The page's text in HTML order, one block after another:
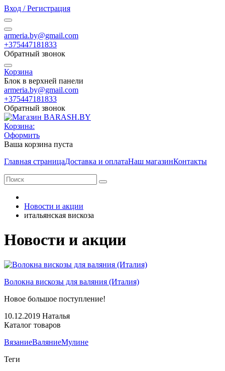
Вход / Регистрация
armeria.by@gmail.com
+375447181833
Обратный звонок
Корзина
Блок в верхней панели
armeria.by@gmail.com
+375447181833
Обратный звонок
Корзина:
Оформить
Ваша корзина пуста
Главная страницаДоставка и оплатаНаш магазинКонтакты
Новости и акции
итальянская вискоза
Новости и акции
Волокна вискозы для валяния (Италия)
Новое большое поступление!
10.12.2019 Наталья
Каталог товаров
ВязаниеВаляниеМулине
Теги